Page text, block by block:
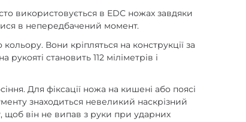
використовується в EDC ножах завдяки
в непередбачений момент.
Вони кріпляться на конструкції за
становить 112 міліметрів і
Для фіксації ножа на кишені або поясі
знаходиться невеликий наскрізний
щоб він не випав з руки при ударних